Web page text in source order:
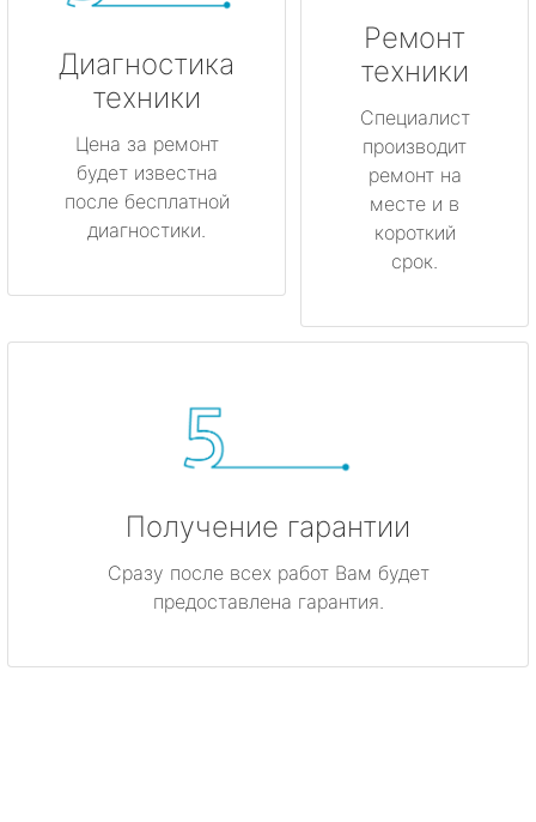
Диагностика
техники
Цена за ремонт
будет известна
после бесплатной
диагностики.
Ремонт
техники
Специалист
производит
ремонт на
месте и в
короткий
срок.
Получение гарантии
Сразу после всех работ Вам будет
предоставлена гарантия.